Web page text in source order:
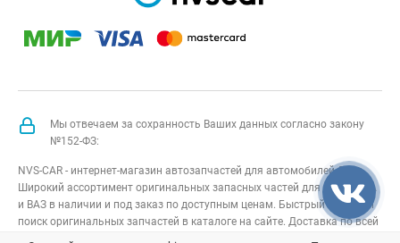
Мы отвечаем за сохранность Ваших данных согласно закону
№152-ФЗ:
NVS-CAR - интернет-магазин автозапчастей для автомобилей Лада.
Широкий ассортимент оригинальных запасных частей для авто LADA
и ВАЗ в наличии и под заказ по доступным ценам. Быстрый подбор и
поиск оригинальных запчастей в каталоге на сайте. Доставка по всей